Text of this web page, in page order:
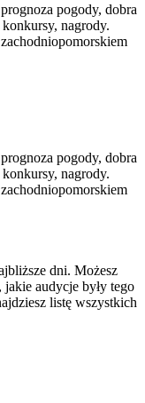
pogody, dobra
nagrody.
pogody, dobra
nagrody.
dni. Możesz
audycje były tego
listę wszystkich